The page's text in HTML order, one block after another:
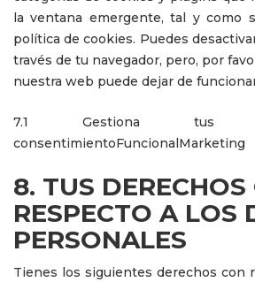
la ventana emergente, tal y como
política de cookies. Puedes
través de tu navegador, pero, por
nuestra web puede dejar de
7.1 Gestiona tus
consentimientoFuncionalMarketing
8. TUS DERECHOS
RESPECTO A LOS
PERSONALES
Tienes los siguientes derechos con